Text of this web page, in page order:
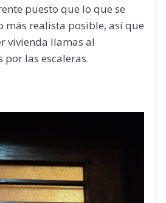
puesto que lo que se
más realista posible, así que
vivienda llamas al
las escaleras.